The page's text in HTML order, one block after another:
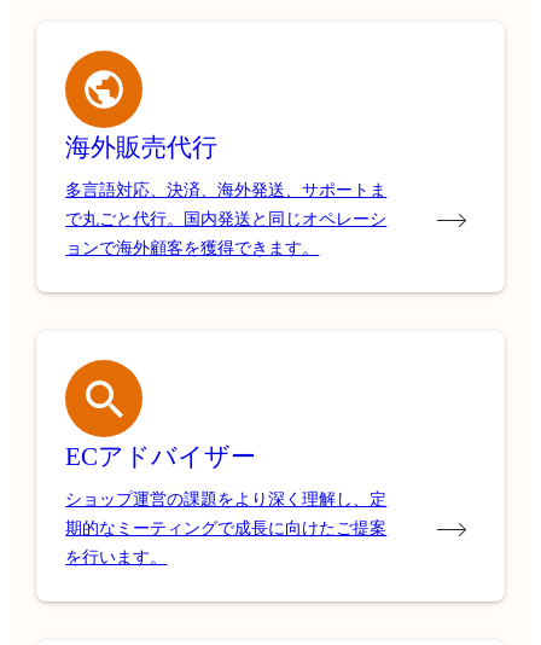
海外販売代行
多言語対応、決済、海外発送、サポートま
で丸ごと代行。国内発送と同じオペレーシ
ョンで海外顧客を獲得できます。
ECアドバイザー
ショップ運営の課題をより深く理解し、定
期的なミーティングで成長に向けたご提案
を行います。